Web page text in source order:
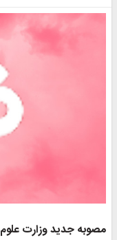
مصوبه جدید وزارت علوم